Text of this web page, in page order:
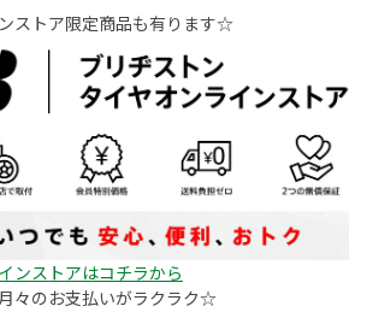
ストア限定商品も有ります☆
ンストアはコチラから
々のお支払いがラクラク☆